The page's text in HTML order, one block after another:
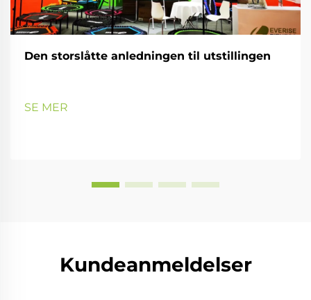
Den storslåtte anledningen til utstillingen
SE MER
Kundeanmeldelser